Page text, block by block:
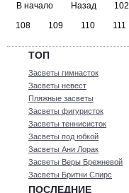
В начало Назад 102
108
109 110 111
ТОП
Засветы гимнасток
Засветы невест
Пляжные засветы
Засветы фигуристок
Засветы теннисисток
Засветы под юбкой
Засветы Ани Лорак
Засветы Веры Брежневой
Засветы Бритни Спирс
ПОСЛЕДНИЕ